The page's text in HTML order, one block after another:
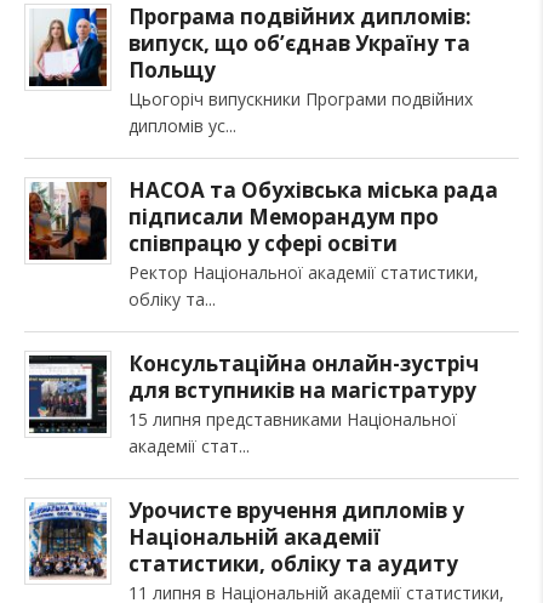
Програма подвійних дипломів:
випуск, що об’єднав Україну та
Польщу
Цьогоріч випускники Програми подвійних
дипломів ус
НАСОА та Обухівська міська рада
підписали Меморандум про
співпрацю у сфері освіти
Ректор Національної академії статистики,
обліку та
Консультаційна онлайн-зустріч
для вступників на магістратуру
15 липня представниками Національної
академії стат
Урочисте вручення дипломів у
Національній академії
статистики, обліку та аудиту
11 липня в Національній академії статистики,